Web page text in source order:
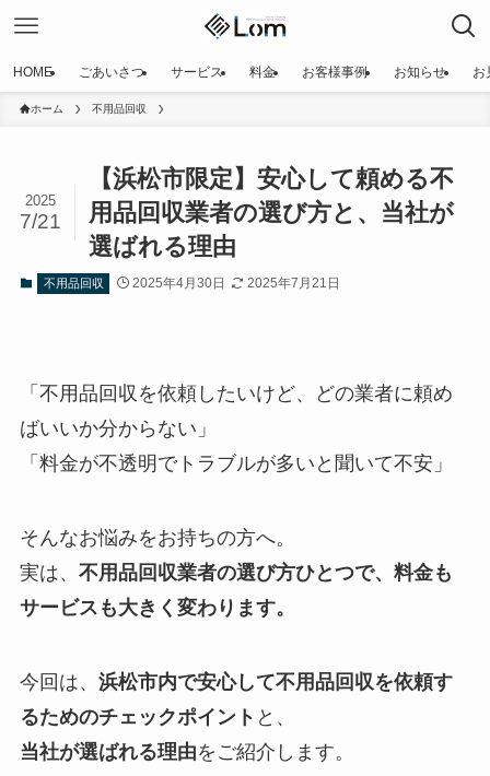
HOME ごあいさつ サービス 料金 お客様事例 お知らせ お
ホーム 不用品回収
【浜松市限定】安心して頼める不
用品回収業者の選び方と、当社が
選ばれる理由
2025
7/21
不用品回収 2025年4月30日 2025年7月21日
「不用品回収を依頼したいけど、どの業者に頼め
ばいいか分からない」
「料金が不透明でトラブルが多いと聞いて不安」
そんなお悩みをお持ちの方へ。
実は、 不用品回収業者の選び方ひとつで、料金も
サービスも大きく変わります。
今回は、 浜松市内で安心して不用品回収を依頼す
るためのチェックポイント と、
当社が選ばれる理由をご紹介します。